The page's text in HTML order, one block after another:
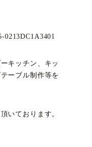
キッチン、キッ
ーブル制作等を
いております。